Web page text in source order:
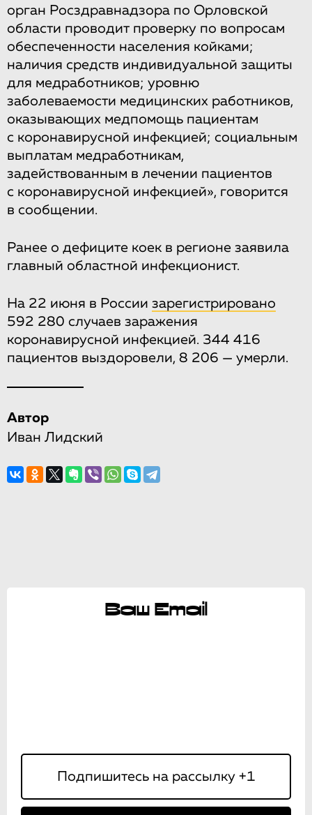
орган Росздравнадзора по Орловской
области проводит проверку по вопросам
обеспеченности населения койками;
наличия средств индивидуальной защиты
для медработников; уровню
заболеваемости медицинских работников,
оказывающих медпомощь пациентам
с коронавирусной инфекцией; социальным
выплатам медработникам,
задействованным в лечении пациентов
с коронавирусной инфекцией», говорится
в сообщении.
Ранее о дефиците коек в регионе заявила
главный областной инфекционист.
На 22 июня в России зарегистрировано
592 280 случаев заражения
коронавирусной инфекцией. 344 416
пациентов выздоровели, 8 206 — умерли.
Автор
Иван Лидский
Ваш Email